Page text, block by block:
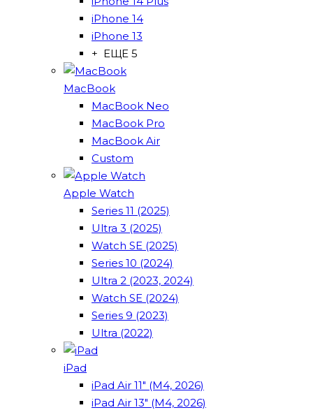
iPhone 14
iPhone 13
+ ЕЩЕ 5
MacBook
MacBook Neo
MacBook Pro
MacBook Air
Custom
Apple Watch
Series 11 (2025)
Ultra 3 (2025)
Watch SE (2025)
Series 10 (2024)
Ultra 2 (2023, 2024)
Watch SE (2024)
Series 9 (2023)
Ultra (2022)
iPad
iPad Air 11" (M4, 2026)
iPad Air 13" (M4, 2026)